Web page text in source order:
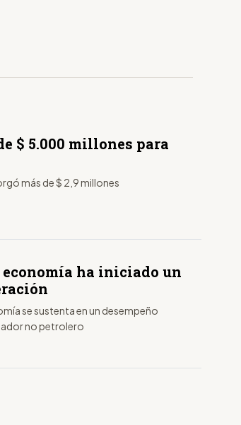
$ 5.000 millones para
más de $ 2,9 millones
economía ha iniciado un
se sustenta en un desempeño
no petrolero